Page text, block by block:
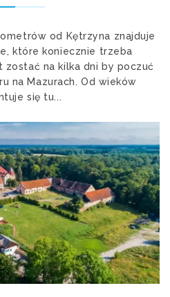
od Kętrzyna znajduje
które koniecznie trzeba
na kilka dni by poczuć
na Mazurach. Od wieków
się tu...